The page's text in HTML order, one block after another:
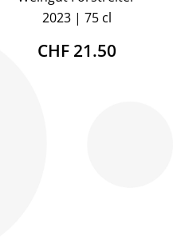
2023
75 cl
CHF 21.50